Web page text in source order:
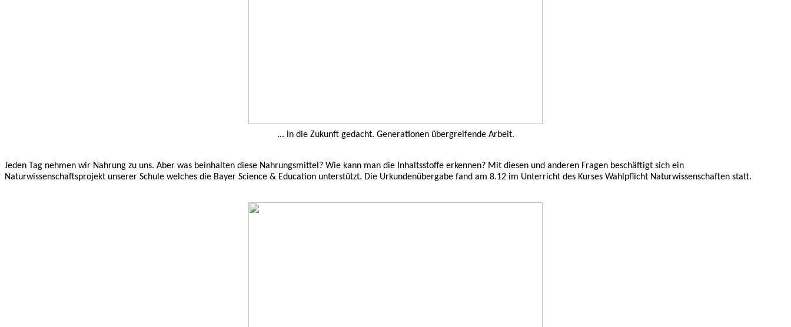
... in die Zukunft gedacht. Generationen übergreifende Arbeit.
Jeden Tag nehmen wir Nahrung zu uns. Aber was beinhalten diese Nahrungsmittel? Wie kann man die Inhaltsstoffe erkennen? Mit diesen und anderen Fragen beschäftigt sich ein
Naturwissenschaftsprojekt unserer Schule welches die Bayer Science & Education unterstützt. Die Urkundenübergabe fand am 8.12 im Unterricht des Kurses Wahlpflicht Naturwissenschaften statt.